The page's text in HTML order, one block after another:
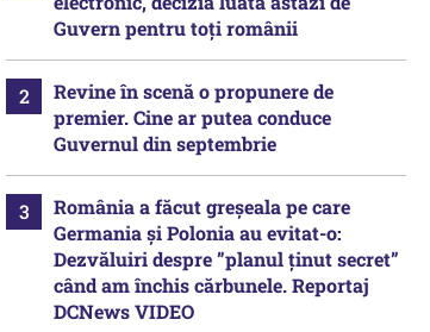
Guvern pentru toți românii
Revine în scenă o propunere de
premier. Cine ar putea conduce
Guvernul din septembrie
România a făcut greșeala pe care
Germania și Polonia au evitat-o:
Dezvăluiri despre ”planul ținut secret”
când am închis cărbunele. Reportaj
DCNews VIDEO